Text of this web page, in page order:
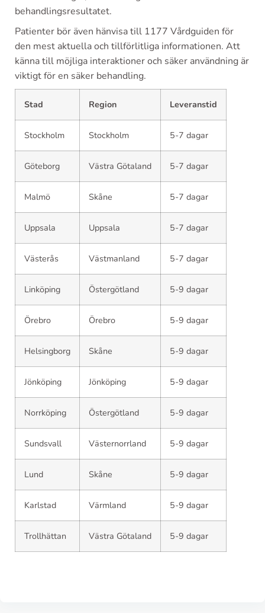
behandlingsresultatet.
Patienter bör även hänvisa till 1177 Vårdguiden för
den mest aktuella och tillförlitliga informationen. Att
känna till möjliga interaktioner och säker användning är
viktigt för en säker behandling.
Stad Region Leveranstid
Stockholm Stockholm 5-7 dagar
Göteborg Västra Götaland 5-7 dagar
Malmö Skåne 5-7 dagar
Uppsala Uppsala 5-7 dagar
Västerås Västmanland 5-7 dagar
Linköping Östergötland 5-9 dagar
Örebro Örebro 5-9 dagar
Helsingborg Skåne 5-9 dagar
Jönköping Jönköping 5-9 dagar
Norrköping Östergötland 5-9 dagar
Sundsvall Västernorrland 5-9 dagar
Lund Skåne 5-9 dagar
Karlstad Värmland 5-9 dagar
Trollhättan Västra Götaland 5-9 dagar